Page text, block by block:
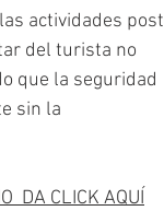
actividades post
del turista no
que la seguridad
sin la
DA CLICK AQUÍ